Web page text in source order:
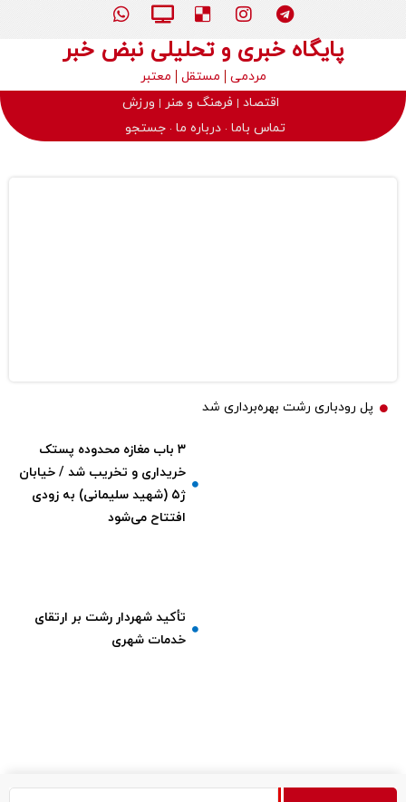
پایگاه خبری و تحلیلی نبض خبر
مردمی مستقل
معتبر
اقتصاد
فرهنگ و هنر
ورزش
تماس باما درباره ما جستجو
پل رودباری رشت بهره‌برداری شد
۳ باب مغازه محدوده پستک
خریداری و تخریب شد / خیابان
ژ۵ (شهید سلیمانی) به زودی
افتتاح می‌شود
تأکید شهردار رشت بر ارتقای
خدمات شهری